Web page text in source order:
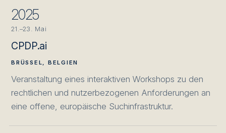
2025
21.–23. Mai
CPDP.ai
BRÜSSEL, BELGIEN
Veranstaltung eines interaktiven Workshops zu den
rechtlichen und nutzerbezogenen Anforderungen an
eine offene, europäische Suchinfrastruktur.